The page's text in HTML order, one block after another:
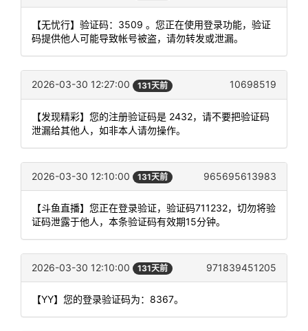
【无忧行】验证码：3509 。您正在使用登录功能，验证
码提供他人可能导致帐号被盗，请勿转发或泄漏。
2026-03-30 12:27:00 131天前 10698519
【发现精彩】您的注册验证码是 2432，请不要把验证码
泄漏给其他人，如非本人请勿操作。
2026-03-30 12:10:00 131天前 965695613983
【斗鱼直播】您正在登录验证，验证码711232，切勿将验
证码泄露于他人，本条验证码有效期15分钟。
2026-03-30 12:10:00 131天前 971839451205
【YY】您的登录验证码为：8367。